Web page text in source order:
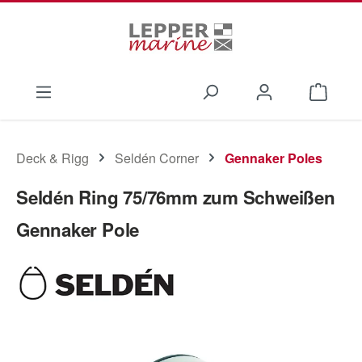
Deck & Rigg Seldén Corner Gennaker Poles
Seldén Ring 75/76mm zum Schweißen
Gennaker Pole